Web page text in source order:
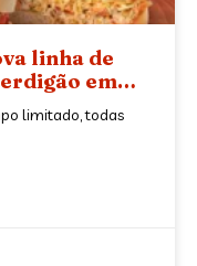
linha de
em
limitado, todas